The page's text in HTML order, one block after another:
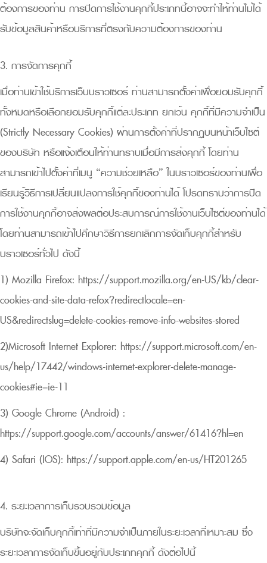
ต้องการของท่าน การปิดการใช้งานคุกกี้ประเภทนี้อาจจะทำให้ท่านไม่ได้
รับข้อมูลสินค้าหรือบริการที่ตรงกับความต้องการของท่าน
3. การจัดการคุกกี้
เมื่อท่านเข้าใช้บริการเว็บบราวเซอร์ ท่านสามารถตั้งค่าเพื่อยอมรับคุกกี้
ทั้งหมดหรือเลือกยอมรับคุกกี้แต่ละประเภท ยกเว้น คุกกี้ที่มีความจำเป็น
(Strictly Necessary Cookies) ผ่านการตั้งค่าที่ปรากฏบนหน้าเว็บไซต์
ของบริษัท หรือแจ้งเตือนให้ท่านทราบเมื่อมีการส่งคุกกี้ โดยท่าน
สามารถเข้าไปตั้งค่าที่เมนู “ความช่วยเหลือ” ในบราวเซอร์ของท่านเพื่อ
เรียนรู้วิธีการเปลี่ยนแปลงการใช้คุกกี้ของท่านได้ โปรดทราบว่าการปิด
การใช้งานคุกกี้อาจส่งผลต่อประสบการณ์การใช้งานเว็บไซต์ของท่านได้
โดยท่านสามารถเข้าไปศึกษาวิธีการยกเลิกการจัดเก็บคุกกี้สำหรับ
บราวเซอร์ทั่วไป ดังนี้
1) Mozilla Firefox: https://support.mozilla.org/en-US/kb/clear-
cookies-and-site-data-firefox?redirectlocale=en-
US&redirectslug=delete-cookies-remove-info-websites-stored
2)Microsoft Internet Explorer: https://support.microsoft.com/en-
us/help/17442/windows-internet-explorer-delete-manage-
cookies#ie=ie-11
3) Google Chrome (Android) :
https://support.google.com/accounts/answer/61416?hl=en
4) Safari (IOS): https://support.apple.com/en-us/HT201265
4. ระยะเวลาการเก็บรวบรวมข้อมูล
บริษัทจะจัดเก็บคุกกี้เท่าที่มีความจำเป็นภายในระยะเวลาที่เหมาะสม ซึ่ง
ระยะเวลาการจัดเก็บขึ้นอยู่กับประเภทคุกกี้ ดังต่อไปนี้